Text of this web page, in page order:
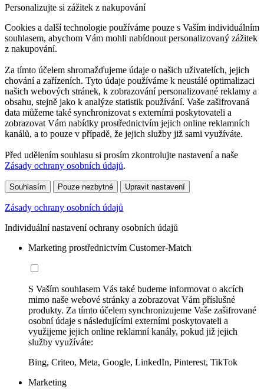
Personalizujte si zážitek z nakupování
Cookies a další technologie používáme pouze s Vaším individuálním
souhlasem, abychom Vám mohli nabídnout personalizovaný zážitek
z nakupování.
Za tímto účelem shromažďujeme údaje o našich uživatelích, jejich
chování a zařízeních. Tyto údaje používáme k neustálé optimalizaci
našich webových stránek, k zobrazování personalizované reklamy a
obsahu, stejně jako k analýze statistik používání. Vaše zašifrovaná
data můžeme také synchronizovat s externími poskytovateli a
zobrazovat Vám nabídky prostřednictvím jejich online reklamních
kanálů, a to pouze v případě, že jejich služby již sami využíváte.
Před udělením souhlasu si prosím zkontrolujte nastavení a naše
Zásady ochrany osobních údajů.
Souhlasím Pouze nezbytné Upravit nastavení
Zásady ochrany osobních údajů
Individuální nastavení ochrany osobních údajů
Marketing prostřednictvím Customer-Match
S Vaším souhlasem Vás také budeme informovat o akcích
mimo naše webové stránky a zobrazovat Vám příslušné
produkty. Za tímto účelem synchronizujeme Vaše zašifrované
osobní údaje s následujícími externími poskytovateli a
využijeme jejich online reklamní kanály, pokud již jejich
služby využíváte:
Bing, Criteo, Meta, Google, LinkedIn, Pinterest, TikTok
Marketing